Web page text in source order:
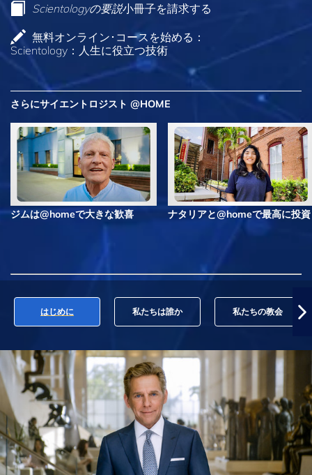
Scientologyの要説小冊子を請求する
無料オンライン･コースを始める：
Scientology：人生に役立つ技術
さらにサイエントロジスト @HOME
ジムは@homeで大きな歓喜 ナタリアと@homeで最高に投資
はじめに 私たちは誰か 私たちの教会